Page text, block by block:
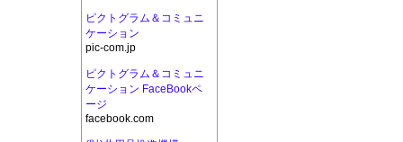
ピクトグラム＆コミュニ
ケーション
pic-com.jp
ピクトグラム＆コミュニ
ケーション FaceBookペ
ージ
facebook.com